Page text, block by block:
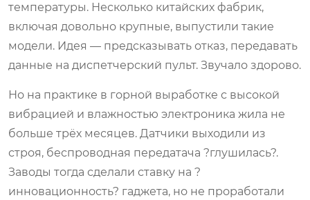
температуры. Несколько китайских фабрик,
включая довольно крупные, выпустили такие
модели. Идея — предсказывать отказ, передавать
данные на диспетчерский пульт. Звучало здорово.
Но на практике в горной выработке с высокой
вибрацией и влажностью электроника жила не
больше трёх месяцев. Датчики выходили из
строя, беспроводная передатача ?глушилась?.
Заводы тогда сделали ставку на ?
инновационность? гаджета, но не проработали